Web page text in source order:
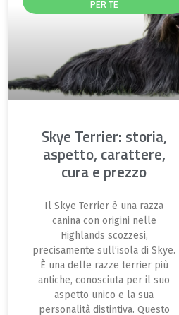
PER TE
Skye Terrier: storia,
aspetto, carattere,
cura e prezzo
Il Skye Terrier è una razza
canina con origini nelle
Highlands scozzesi,
precisamente sull’isola di Skye.
È una delle razze terrier più
antiche, conosciuta per il suo
aspetto unico e la sua
personalità distintiva. Questo